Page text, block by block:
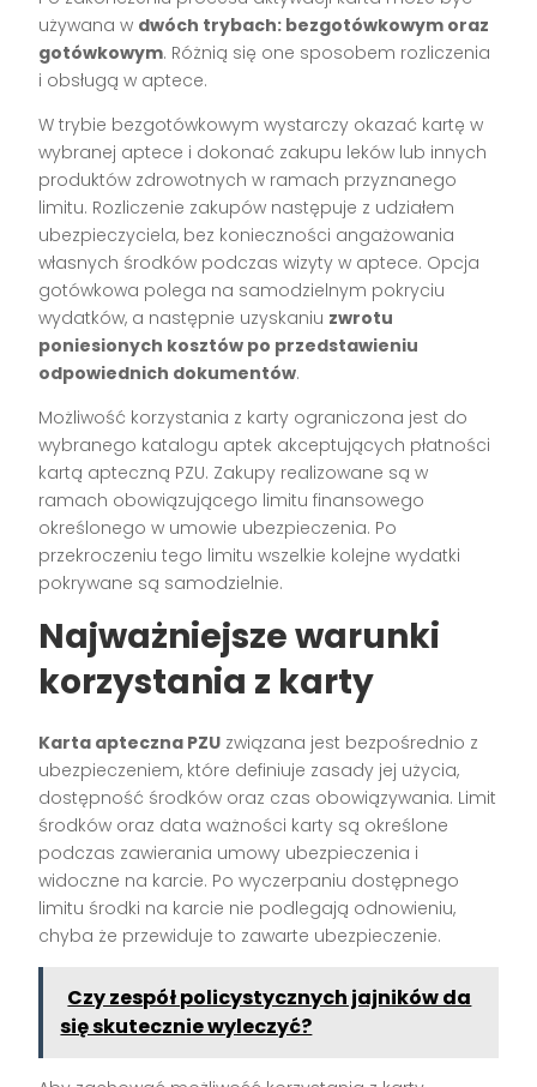
używana w dwóch trybach: bezgotówkowym oraz
gotówkowym. Różnią się one sposobem rozliczenia
i obsługą w aptece.
W trybie bezgotówkowym wystarczy okazać kartę w
wybranej aptece i dokonać zakupu leków lub innych
produktów zdrowotnych w ramach przyznanego
limitu. Rozliczenie zakupów następuje z udziałem
ubezpieczyciela, bez konieczności angażowania
własnych środków podczas wizyty w aptece. Opcja
gotówkowa polega na samodzielnym pokryciu
wydatków, a następnie uzyskaniu zwrotu
poniesionych kosztów po przedstawieniu
odpowiednich dokumentów.
Możliwość korzystania z karty ograniczona jest do
wybranego katalogu aptek akceptujących płatności
kartą apteczną PZU. Zakupy realizowane są w
ramach obowiązującego limitu finansowego
określonego w umowie ubezpieczenia. Po
przekroczeniu tego limitu wszelkie kolejne wydatki
pokrywane są samodzielnie.
Najważniejsze warunki
korzystania z karty
Karta apteczna PZU związana jest bezpośrednio z
ubezpieczeniem, które definiuje zasady jej użycia,
dostępność środków oraz czas obowiązywania. Limit
środków oraz data ważności karty są określone
podczas zawierania umowy ubezpieczenia i
widoczne na karcie. Po wyczerpaniu dostępnego
limitu środki na karcie nie podlegają odnowieniu,
chyba że przewiduje to zawarte ubezpieczenie.
Czy zespół policystycznych jajników da
się skutecznie wyleczyć?